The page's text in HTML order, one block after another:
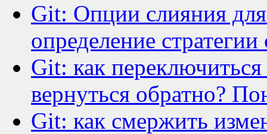
Git: Опции слияния
определение
Git: как
вернуться обратно?
Git: как смержить